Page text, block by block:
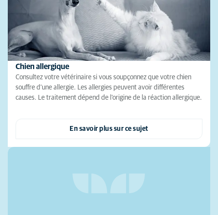
Chien allergique
Consultez votre vétérinaire si vous soupçonnez que votre chien
souffre d’une allergie. Les allergies peuvent avoir différentes
causes. Le traitement dépend de l’origine de la réaction allergique.
En savoir plus sur ce sujet